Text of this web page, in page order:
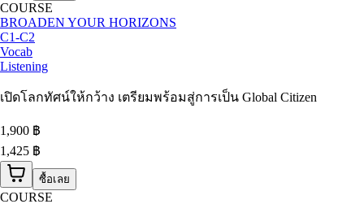
COURSE
BROADEN YOUR HORIZONS
C1-C2
Vocab
Listening
เปิดโลกทัศน์ให้กว้าง เตรียมพร้อมสู่การเป็น Global Citizen
1,900 ฿
1,425 ฿
ซื้อเลย
COURSE